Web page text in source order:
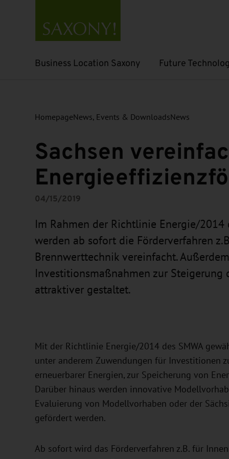
Business Location Saxony
Open submenu Future
Open submenu
HomepageNews, Events & DownloadsNews
Sachsen
04/15/2019
Im Rahmen der Richtlinie Energie/
werden ab sofort die Förderverfahren
Brennwerttechnik vereinfacht.
Investitionsmaßnahmen zur
attraktiver gestaltet.
Mit der Richtlinie Energie/2014 des SMWA
unter anderem Zuwendungen für Investitionen
erneuerbarer Energien, zur Speicherung von
Darüber hinaus werden innovative
Evaluierung von Modellvorhaben oder der
gefördert werden.
Ab sofort wird das Förderverfahren z.B. für